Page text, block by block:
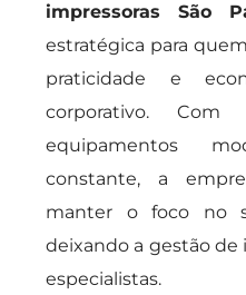
impressoras São
estratégica para
praticidade e
corporativo. Com
equipamentos
constante, a
manter o foco no
deixando a gestão de
especialistas.